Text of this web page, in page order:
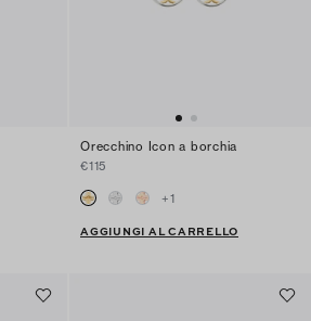
Orecchino Icon a borchia
€115
+1
AGGIUNGI AL CARRELLO